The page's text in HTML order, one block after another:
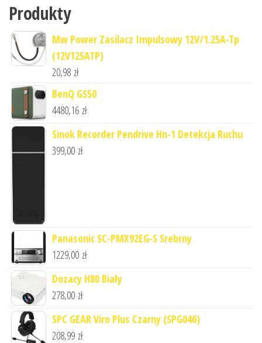
Produkty
Mw Power Zasilacz Impulsowy 12V/1.25A-Tp
(12V125ATP)
20,98 zł
BenQ GS50
4480,16 zł
Sinok Recorder Pendrive Hn-1 Detekcja Ruchu
399,00 zł
Panasonic SC-PMX92EG-S Srebrny
1229,00 zł
Dozacy H80 Biały
278,00 zł
SPC GEAR Viro Plus Czarny (SPG046)
208,99 zł